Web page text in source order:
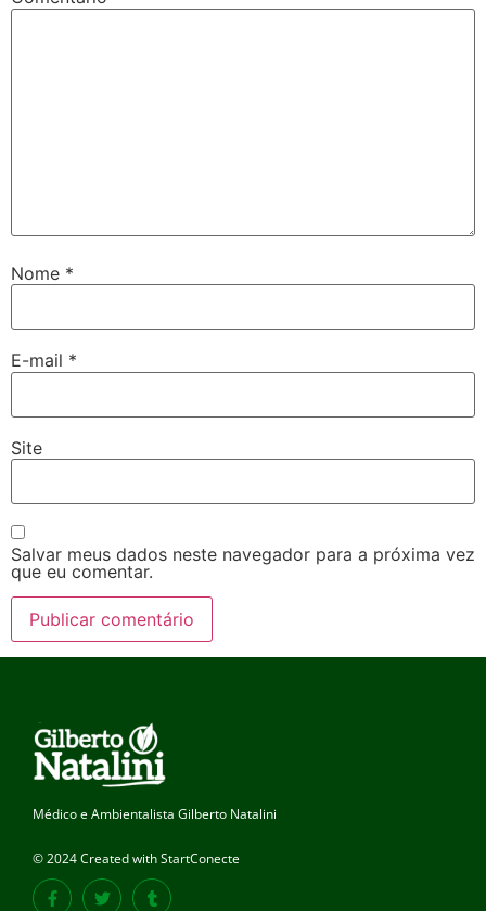
Nome *
E-mail *
Site
Salvar meus dados neste navegador para a próxima vez
que eu comentar.
Médico e Ambientalista Gilberto Natalini
© 2024 Created with StartConecte